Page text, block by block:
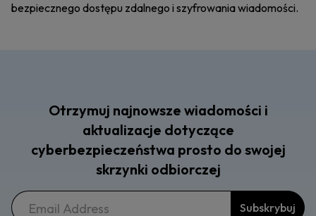
bezpiecznego dostępu zdalnego i szyfrowania wiadomości.
Otrzymuj najnowsze wiadomości i
aktualizacje dotyczące
cyberbezpieczeństwa prosto do swojej
skrzynki odbiorczej